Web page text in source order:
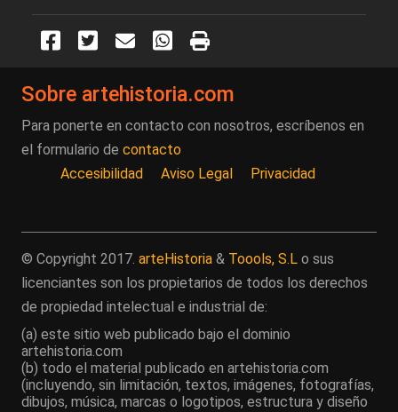
Sobre artehistoria.com
Para ponerte en contacto con nosotros, escríbenos en
el formulario de contacto
Accesibilidad
Aviso Legal Privacidad
© Copyright 2017. arteHistoria & Toools, S.L o sus
licenciantes son los propietarios de todos los derechos
de propiedad intelectual e industrial de:
(a) este sitio web publicado bajo el dominio
artehistoria.com
(b) todo el material publicado en artehistoria.com
(incluyendo, sin limitación, textos, imágenes, fotografías,
dibujos, música, marcas o logotipos, estructura y diseño